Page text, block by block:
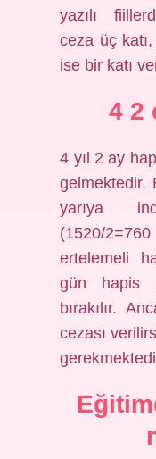
yazılı
ceza üç
ise bir katı
4 2
4 yıl 2 ay
gelmektedir.
yarıya
(1520/
ertelemeli
gün hapis
bırakılır.
cezası